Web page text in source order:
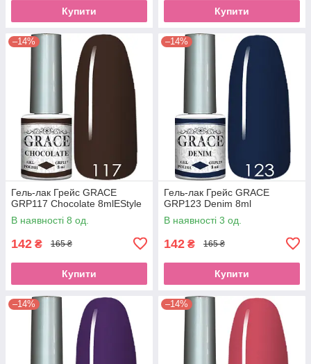
Купити Купити
–14%
Гель-лак Грейс GRACE
GRP117 Chocolate 8mlEStyle
В наявності 8 од.
142 ₴ 165 ₴
Купити
–14%
Гель-лак Грейс GRACE
GRP123 Denim 8ml
В наявності 3 од.
142 ₴ 165 ₴
Купити
–14% –14%